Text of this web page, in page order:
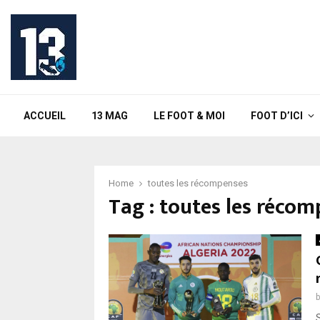
ACCUEIL 13 MAG LE FOOT & MOI FOOT D’ICI
Home toutes les récompenses
Tag : toutes les